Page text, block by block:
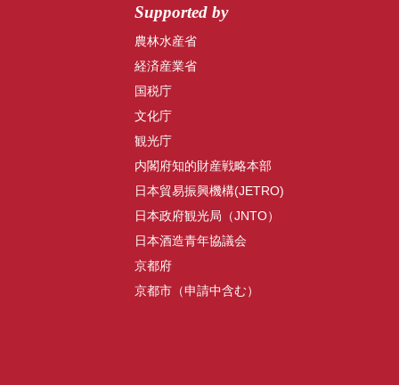
Supported by
農林水産省
経済産業省
国税庁
文化庁
観光庁
内閣府知的財産戦略本部
日本貿易振興機構(JETRO)
日本政府観光局（JNTO）
日本酒造青年協議会
京都府
京都市（申請中含む）